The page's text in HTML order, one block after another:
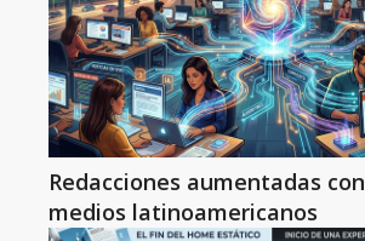
Redacciones aumentadas con IA en los
medios latinoamericanos